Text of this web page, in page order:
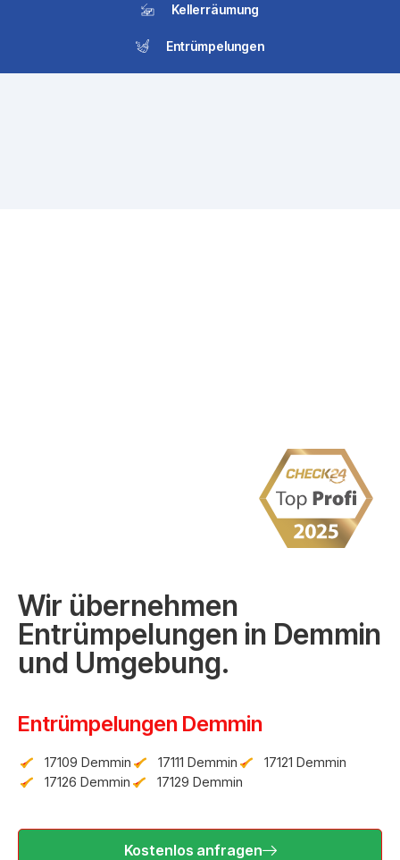
Kellerräumung
Entrümpelungen
Wir übernehmen
Entrümpelungen in Demmin
und Umgebung.
Entrümpelungen Demmin
17109 Demmin 17111 Demmin
17121 Demmin
17126 Demmin
17129 Demmin
Kostenlos anfragen